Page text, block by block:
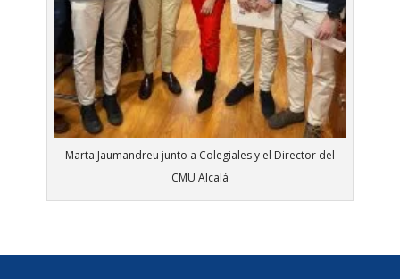
Marta Jaumandreu junto a Colegiales y el Director del
CMU Alcalá